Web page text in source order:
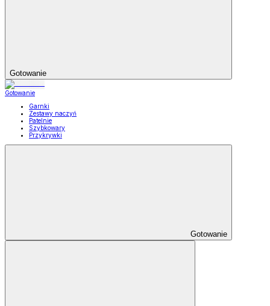
Gotowanie
Gotowanie
Garnki
Zestawy naczyń
Patelnie
Szybkowary
Przykrywki
Gotowanie